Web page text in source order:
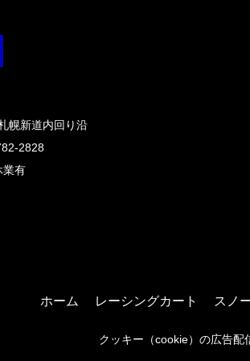
幌新道内回り沿
2828
業有
ホーム レーシングカート スノ
クッキー（cookie）の広告配